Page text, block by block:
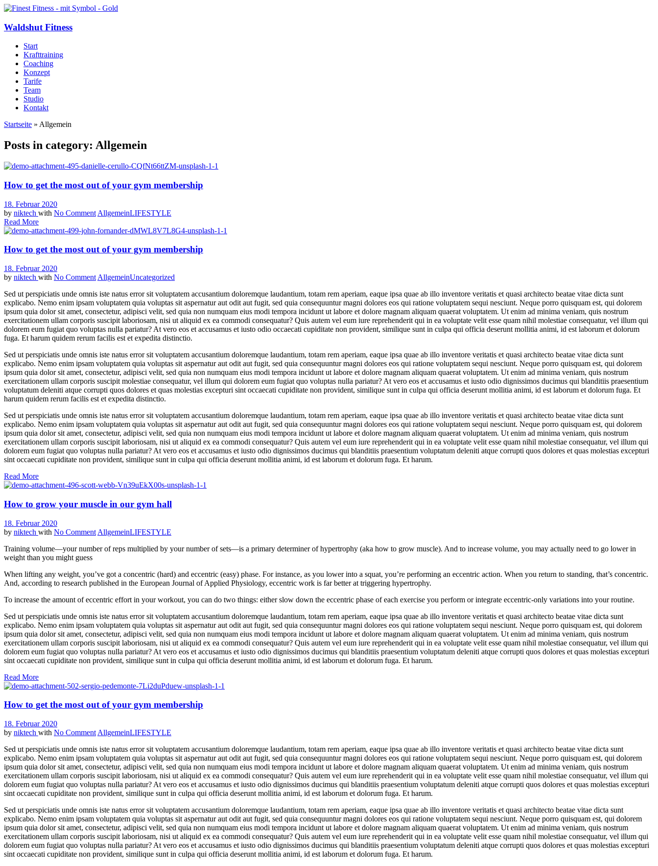
Waldshut Fitness
Start
Krafttraining
Coaching
Konzept
Tarife
Team
Studio
Kontakt
Startseite » Allgemein
Posts in category: Allgemein
How to get the most out of your gym membership
18. Februar 2020
by niktech with No Comment AllgemeinLIFESTYLE
Read More
How to get the most out of your gym membership
18. Februar 2020
by niktech with No Comment AllgemeinUncategorized
Sed ut perspiciatis unde omnis iste natus error sit voluptatem accusantium doloremque laudantium, totam rem aperiam, eaque ipsa quae ab illo inventore veritatis et quasi architecto beatae vitae dicta sunt
explicabo. Nemo enim ipsam voluptatem quia voluptas sit aspernatur aut odit aut fugit, sed quia consequuntur magni dolores eos qui ratione voluptatem sequi nesciunt. Neque porro quisquam est, qui dolorem
ipsum quia dolor sit amet, consectetur, adipisci velit, sed quia non numquam eius modi tempora incidunt ut labore et dolore magnam aliquam quaerat voluptatem. Ut enim ad minima veniam, quis nostrum
exercitationem ullam corporis suscipit laboriosam, nisi ut aliquid ex ea commodi consequatur? Quis autem vel eum iure reprehenderit qui in ea voluptate velit esse quam nihil molestiae consequatur, vel illum qui
dolorem eum fugiat quo voluptas nulla pariatur? At vero eos et accusamus et iusto odio occaecati cupiditate non provident, similique sunt in culpa qui officia deserunt mollitia animi, id est laborum et dolorum
fuga. Et harum quidem rerum facilis est et expedita distinctio.
Sed ut perspiciatis unde omnis iste natus error sit voluptatem accusantium doloremque laudantium, totam rem aperiam, eaque ipsa quae ab illo inventore veritatis et quasi architecto beatae vitae dicta sunt
explicabo. Nemo enim ipsam voluptatem quia voluptas sit aspernatur aut odit aut fugit, sed quia consequuntur magni dolores eos qui ratione voluptatem sequi nesciunt. Neque porro quisquam est, qui dolorem
ipsum quia dolor sit amet, consectetur, adipisci velit, sed quia non numquam eius modi tempora incidunt ut labore et dolore magnam aliquam quaerat voluptatem. Ut enim ad minima veniam, quis nostrum
exercitationem ullam corporis suscipit molestiae consequatur, vel illum qui dolorem eum fugiat quo voluptas nulla pariatur? At vero eos et accusamus et iusto odio dignissimos ducimus qui blanditiis praesentium
voluptatum deleniti atque corrupti quos dolores et quas molestias excepturi sint occaecati cupiditate non provident, similique sunt in culpa qui officia deserunt mollitia animi, id est laborum et dolorum fuga. Et
harum quidem rerum facilis est et expedita distinctio.
Sed ut perspiciatis unde omnis iste natus error sit voluptatem accusantium doloremque laudantium, totam rem aperiam, eaque ipsa quae ab illo inventore veritatis et quasi architecto beatae vitae dicta sunt
explicabo. Nemo enim ipsam voluptatem quia voluptas sit aspernatur aut odit aut fugit, sed quia consequuntur magni dolores eos qui ratione voluptatem sequi nesciunt. Neque porro quisquam est, qui dolorem
ipsum quia dolor sit amet, consectetur, adipisci velit, sed quia non numquam eius modi tempora incidunt ut labore et dolore magnam aliquam quaerat voluptatem. Ut enim ad minima veniam, quis nostrum
exercitationem ullam corporis suscipit laboriosam, nisi ut aliquid ex ea commodi consequatur? Quis autem vel eum iure reprehenderit qui in ea voluptate velit esse quam nihil molestiae consequatur, vel illum qui
dolorem eum fugiat quo voluptas nulla pariatur? At vero eos et accusamus et iusto odio dignissimos ducimus qui blanditiis praesentium voluptatum deleniti atque corrupti quos dolores et quas molestias excepturi
sint occaecati cupiditate non provident, similique sunt in culpa qui officia deserunt mollitia animi, id est laborum et dolorum fuga. Et harum.
Read More
How to grow your muscle in our gym hall
18. Februar 2020
by niktech with No Comment AllgemeinLIFESTYLE
Training volume—your number of reps multiplied by your number of sets—is a primary determiner of hypertrophy (aka how to grow muscle). And to increase volume, you may actually need to go lower in
weight than you might guess
When lifting any weight, you’ve got a concentric (hard) and eccentric (easy) phase. For instance, as you lower into a squat, you’re performing an eccentric action. When you return to standing, that’s concentric.
And, according to research published in the European Journal of Applied Physiology, eccentric work is far better at triggering hypertrophy.
To increase the amount of eccentric effort in your workout, you can do two things: either slow down the eccentric phase of each exercise you perform or integrate eccentric-only variations into your routine.
Sed ut perspiciatis unde omnis iste natus error sit voluptatem accusantium doloremque laudantium, totam rem aperiam, eaque ipsa quae ab illo inventore veritatis et quasi architecto beatae vitae dicta sunt
explicabo. Nemo enim ipsam voluptatem quia voluptas sit aspernatur aut odit aut fugit, sed quia consequuntur magni dolores eos qui ratione voluptatem sequi nesciunt. Neque porro quisquam est, qui dolorem
ipsum quia dolor sit amet, consectetur, adipisci velit, sed quia non numquam eius modi tempora incidunt ut labore et dolore magnam aliquam quaerat voluptatem. Ut enim ad minima veniam, quis nostrum
exercitationem ullam corporis suscipit laboriosam, nisi ut aliquid ex ea commodi consequatur? Quis autem vel eum iure reprehenderit qui in ea voluptate velit esse quam nihil molestiae consequatur, vel illum qui
dolorem eum fugiat quo voluptas nulla pariatur? At vero eos et accusamus et iusto odio dignissimos ducimus qui blanditiis praesentium voluptatum deleniti atque corrupti quos dolores et quas molestias excepturi
sint occaecati cupiditate non provident, similique sunt in culpa qui officia deserunt mollitia animi, id est laborum et dolorum fuga. Et harum.
Read More
How to get the most out of your gym membership
18. Februar 2020
by niktech with No Comment AllgemeinLIFESTYLE
Sed ut perspiciatis unde omnis iste natus error sit voluptatem accusantium doloremque laudantium, totam rem aperiam, eaque ipsa quae ab illo inventore veritatis et quasi architecto beatae vitae dicta sunt
explicabo. Nemo enim ipsam voluptatem quia voluptas sit aspernatur aut odit aut fugit, sed quia consequuntur magni dolores eos qui ratione voluptatem sequi nesciunt. Neque porro quisquam est, qui dolorem
ipsum quia dolor sit amet, consectetur, adipisci velit, sed quia non numquam eius modi tempora incidunt ut labore et dolore magnam aliquam quaerat voluptatem. Ut enim ad minima veniam, quis nostrum
exercitationem ullam corporis suscipit laboriosam, nisi ut aliquid ex ea commodi consequatur? Quis autem vel eum iure reprehenderit qui in ea voluptate velit esse quam nihil molestiae consequatur, vel illum qui
dolorem eum fugiat quo voluptas nulla pariatur? At vero eos et accusamus et iusto odio dignissimos ducimus qui blanditiis praesentium voluptatum deleniti atque corrupti quos dolores et quas molestias excepturi
sint occaecati cupiditate non provident, similique sunt in culpa qui officia deserunt mollitia animi, id est laborum et dolorum fuga. Et harum.
Sed ut perspiciatis unde omnis iste natus error sit voluptatem accusantium doloremque laudantium, totam rem aperiam, eaque ipsa quae ab illo inventore veritatis et quasi architecto beatae vitae dicta sunt
explicabo. Nemo enim ipsam voluptatem quia voluptas sit aspernatur aut odit aut fugit, sed quia consequuntur magni dolores eos qui ratione voluptatem sequi nesciunt. Neque porro quisquam est, qui dolorem
ipsum quia dolor sit amet, consectetur, adipisci velit, sed quia non numquam eius modi tempora incidunt ut labore et dolore magnam aliquam quaerat voluptatem. Ut enim ad minima veniam, quis nostrum
exercitationem ullam corporis suscipit laboriosam, nisi ut aliquid ex ea commodi consequatur? Quis autem vel eum iure reprehenderit qui in ea voluptate velit esse quam nihil molestiae consequatur, vel illum qui
dolorem eum fugiat quo voluptas nulla pariatur? At vero eos et accusamus et iusto odio dignissimos ducimus qui blanditiis praesentium voluptatum deleniti atque corrupti quos dolores et quas molestias excepturi
sint occaecati cupiditate non provident, similique sunt in culpa qui officia deserunt mollitia animi, id est laborum et dolorum fuga. Et harum.